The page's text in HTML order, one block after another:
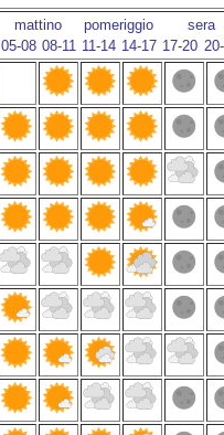
mattino pomeriggio
sera
05-08 08-11 11-14 14-17 17-20